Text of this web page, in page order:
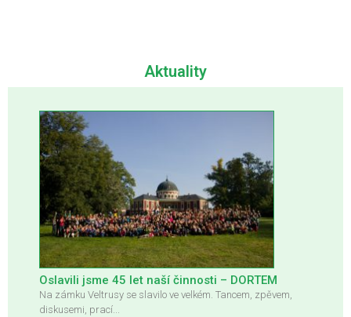
Aktuality
Oslavili jsme 45 let naší činnosti – DORTEM
Na zámku Veltrusy se slavilo ve velkém. Tancem, zpěvem,
diskusemi, prací...